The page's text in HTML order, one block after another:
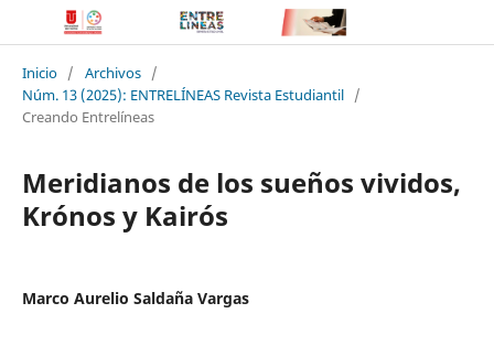
Inicio / Archivos /
Núm. 13 (2025): ENTRELÍNEAS Revista Estudiantil /
Creando Entrelíneas
Meridianos de los sueños vividos,
Krónos y Kairós
Marco Aurelio Saldaña Vargas